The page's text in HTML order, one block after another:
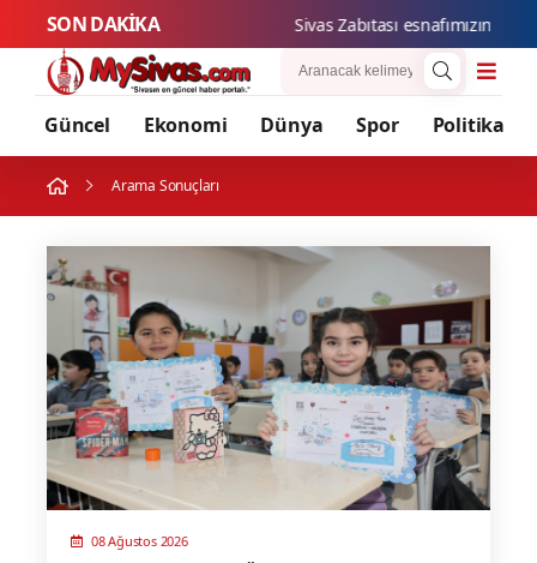
SON DAKİKA Sivas
Güncel Ekonomi Dünya Spor Politika
Arama Sonuçları
08 Ağustos 2026